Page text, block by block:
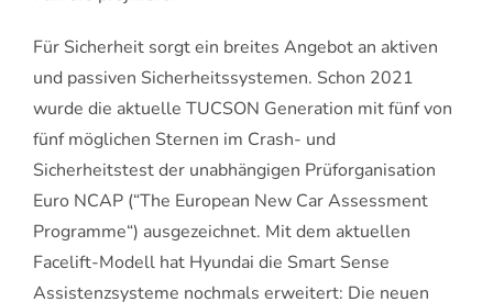
Für Sicherheit sorgt ein breites Angebot an aktiven
und passiven Sicherheitssystemen. Schon 2021
wurde die aktuelle TUCSON Generation mit fünf von
fünf möglichen Sternen im Crash- und
Sicherheitstest der unabhängigen Prüforganisation
Euro NCAP (“The European New Car Assessment
Programme“) ausgezeichnet. Mit dem aktuellen
Facelift-Modell hat Hyundai die Smart Sense
Assistenzsysteme nochmals erweitert: Die neuen